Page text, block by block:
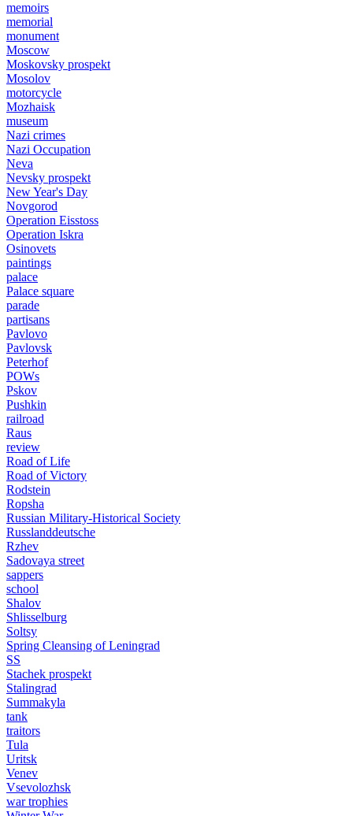
memoirs
memorial
monument
Moscow
Moskovsky prospekt
Mosolov
motorcycle
Mozhaisk
museum
Nazi crimes
Nazi Occupation
Neva
Nevsky prospekt
New Year's Day
Novgorod
Operation Eisstoss
Operation Iskra
Osinovets
paintings
palace
Palace square
parade
partisans
Pavlovo
Pavlovsk
Peterhof
POWs
Pskov
Pushkin
railroad
Raus
review
Road of Life
Road of Victory
Rodstein
Ropsha
Russian Military-Historical Society
Russlanddeutsche
Rzhev
Sadovaya street
sappers
school
Shalov
Shlisselburg
Soltsy
Spring Cleansing of Leningrad
SS
Stachek prospekt
Stalingrad
Summakyla
tank
traitors
Tula
Uritsk
Venev
Vsevolozhsk
war trophies